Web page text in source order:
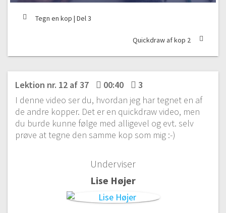
Tegn en kop | Del 3
Quickdraw af kop 2
Lektion nr. 12 af 37 00:40
3
I denne video ser du, hvordan jeg har tegnet en af
de andre kopper. Det er en quickdraw video, men
du burde kunne følge med alligevel og evt. selv
prøve at tegne den samme kop som mig :-)
Underviser
Lise Højer
#1 Materialer og tegneredskaber
08:18